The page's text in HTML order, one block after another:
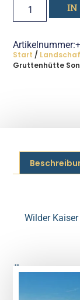
IN
Start /
Gruttenhütte
Wilder
Ähnliche